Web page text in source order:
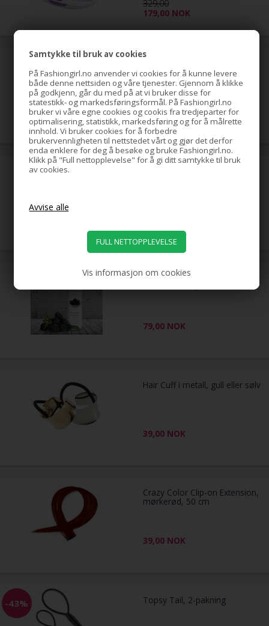
Samtykke til bruk av cookies
På Fashiongirl.no anvender vi cookies for å kunne levere
både denne nettsiden og våre tjenester. Gjennom å klikke
på godkjenn, går du med på at vi bruker disse for
statestikk- og markedsføringsformål. På Fashiongirl.no
bruker vi våre egne cookies og cookis fra tredjeparter for
optimalisering, statistikk, markedsføring og for å målrette
innhold. Vi bruker cookies for å forbedre
brukervennligheten til nettstedet vårt og gjør det derfor
enda enklere for deg å besøke og bruke Fashiongirl.no.
Klikk på "Full nettopplevelse" for å gi ditt samtykke til bruk
av cookies.
Vis informasjon om cookies
329,00
179,00 NOK
perle, svarte, 7 cm, 2-pakning
5,00 NOK
Spray tan Mousse Black Berry
79,00 NOK
Hair Cuff i metall, gull eller sølv
39,00 NOK
Crazy Color Clip-on Extension,
mørkerød, 50 cm
39,00 NOK
-43% Topsy Tail, 2-pakning